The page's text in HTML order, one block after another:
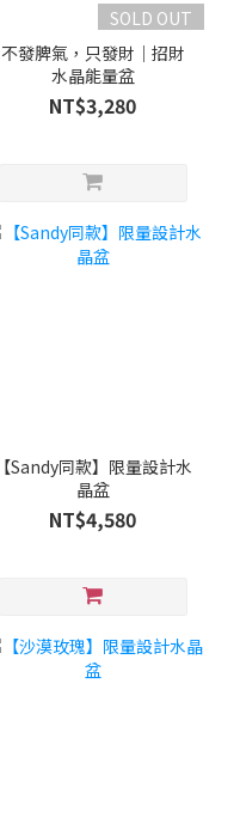
SOLD OUT
不發脾氣，只發財｜招財
水晶能量盆
NT$3,280
【Sandy同款】限量設計水
晶盆
NT$4,580